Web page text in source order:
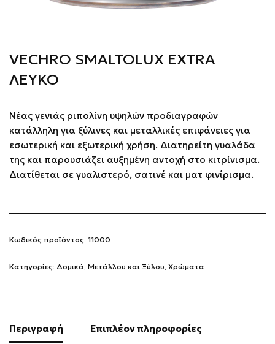
VECHRO SMALTOLUX EXTRA
ΛΕΥΚΟ
Νέας γενιάς ριπολίνη υψηλών προδιαγραφών
κατάλληλη για ξύλινες και μεταλλικές επιφάνειες για
εσωτερική και εξωτερική χρήση. Διατηρείτη γυαλάδα
της και παρουσιάζει αυξημένη αντοχή στο κιτρίνισμα.
Διατίθεται σε γυαλιστερό, σατινέ και ματ φινίρισμα.
Κωδικός προϊόντος: 11000
Κατηγορίες: Δομικά Μετάλλου και Ξύλου Χρώματα
Περιγραφή Επιπλέον πληροφορίες